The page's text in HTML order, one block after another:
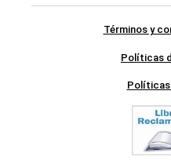
Términos y
Políticas
Políticas